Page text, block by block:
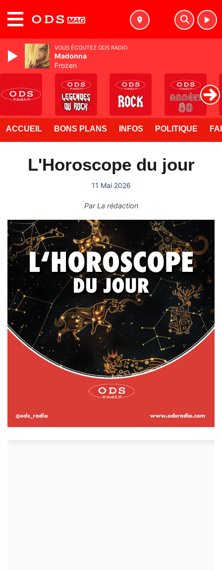
ACCUEIL BONS PLANS INFOS POLITIQUE
L'Horoscope du jour
11 Mai 2026
ParLa rédaction
VOUS ÉCOUTEZ ODS RADIO
Madonna
Frozen